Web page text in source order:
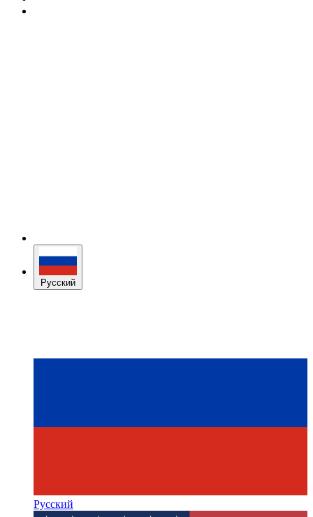
Русский
Русский